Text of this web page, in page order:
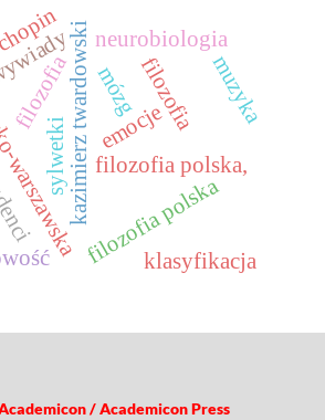
kazimierz twardowski filozofia
filozofia polska
filozofia
filozofia polska,
emocje
klasyfikacja
sylwetki
mózg muzyka
neurobiologia
chopin
/ Academicon Press